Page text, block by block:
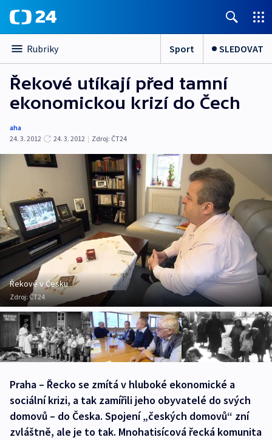
Rubriky Sport SLEDOVAT
Řekové utíkají před tamní
ekonomickou krizí do Čech
aha
24. 3. 2012
24. 3. 2012 | Zdroj: ČT24
Řekové v Česku
Zdroj: ČT24
Praha – Řecko se zmítá v hluboké ekonomické a
sociální krizi, a tak zamířili jeho obyvatelé do svých
domovů – do Česka. Spojení „českých domovů“ zní
zvláštně, ale je to tak. Mnohatisícová řecká komunita